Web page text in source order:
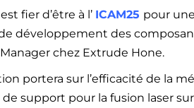
fier d’être à l’ ICAM25 pour
développement des
chez Extrude Hone.
portera sur l’efficacité de la
support pour la fusion laser